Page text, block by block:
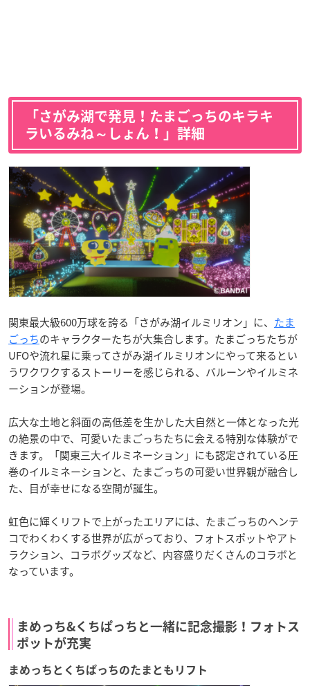
「さがみ湖で発見！たまごっちのキラキ
ラいるみね～しょん！」詳細
関東最大級600万球を誇る「さがみ湖イルミリオン」に、 たま
ごっちのキャラクターたちが大集合します。たまごっちたちが
UFOや流れ星に乗ってさがみ湖イルミリオンにやって来るとい
うワクワクするストーリーを感じられる、バルーンやイルミネ
ーションが登場。
広大な土地と斜面の高低差を生かした大自然と一体となった光
の絶景の中で、可愛いたまごっちたちに会える特別な体験がで
きます。「関東三大イルミネーション」にも認定されている圧
巻のイルミネーションと、たまごっちの可愛い世界観が融合し
た、目が幸せになる空間が誕生。
虹色に輝くリフトで上がったエリアには、たまごっちのヘンテ
コでわくわくする世界が広がっており、フォトスポットやアト
ラクション、コラボグッズなど、内容盛りだくさんのコラボと
なっています。
まめっち&くちぱっちと一緒に記念撮影！フォトス
ポットが充実
まめっちとくちぱっちのたまともリフト